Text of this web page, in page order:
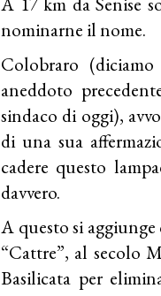
nominarne il nome.
Colobraro
aneddoto
sindaco di oggi),
di una sua
cadere questo
davvero.
A questo si aggiunge
“Cattre”, al secolo
Basilicata per